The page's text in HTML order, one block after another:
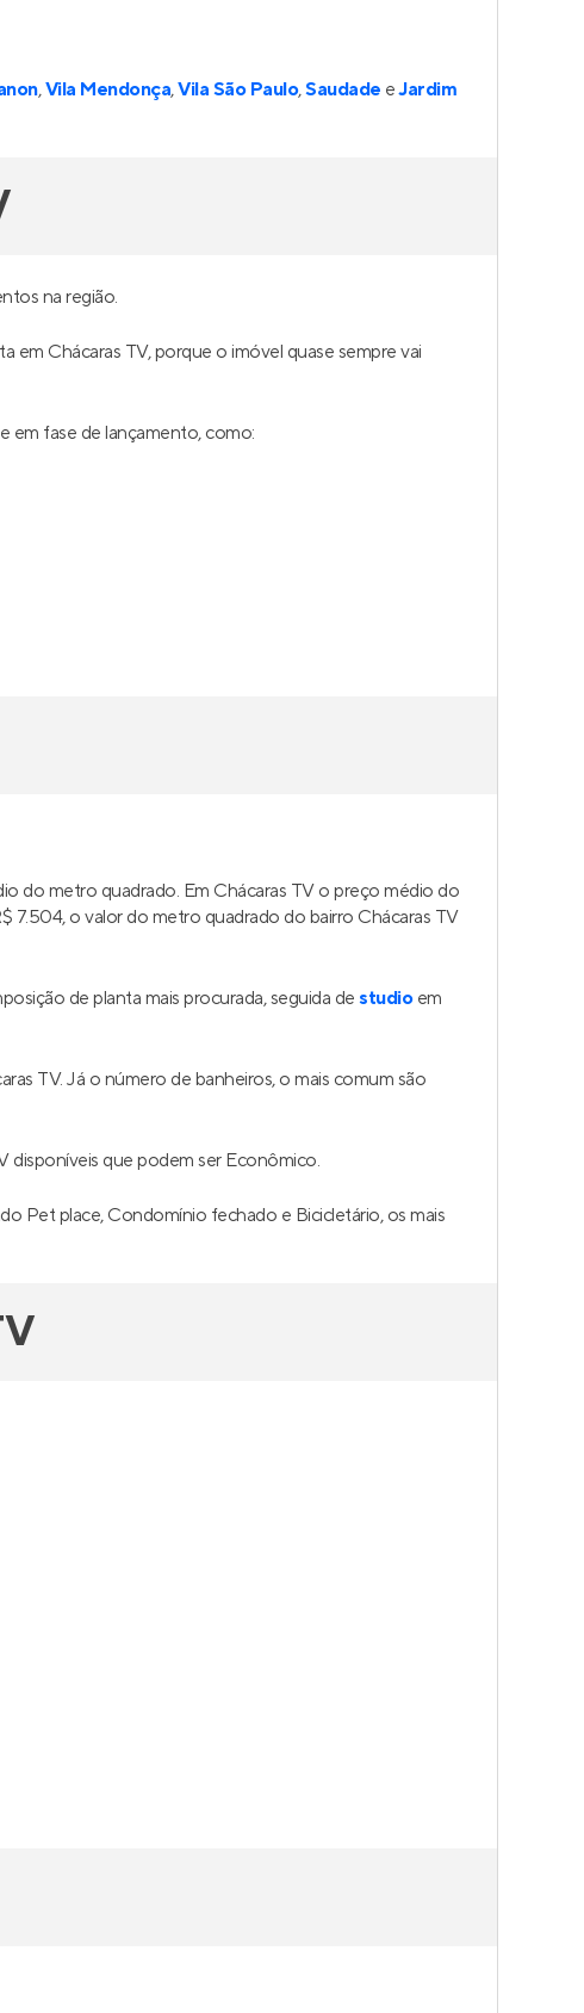
,Vila Mendonça,Vila São Paulo,Saudade eJardim
na região.
em Chácaras TV, porque o imóvel quase sempre vai
em fase de lançamento, como:
do metro quadrado. Em Chácaras TV o preço médio do
7.504, o valor do metro quadrado do bairro Chácaras TV
de planta mais procurada, seguida destudioem
TV. Já o número de banheiros, o mais comum são
disponíveis que podem ser Econômico.
Pet place, Condomínio fechado e Bicicletário, os mais